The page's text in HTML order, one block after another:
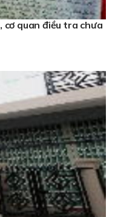
quan điều tra chưa